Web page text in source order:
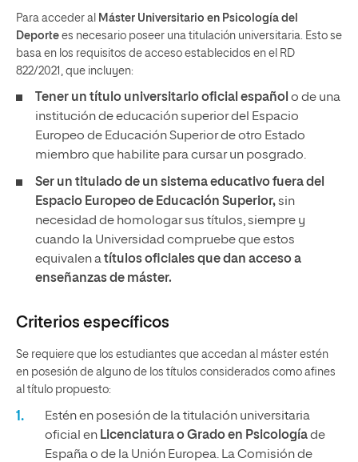
Para acceder al Máster Universitario en Psicología del
Deporte es necesario poseer una titulación universitaria. Esto se
basa en los requisitos de acceso establecidos en el RD
822/2021, que incluyen:
Tener un título universitario oficial español o de una
institución de educación superior del Espacio
Europeo de Educación Superior de otro Estado
miembro que habilite para cursar un posgrado.
Ser un titulado de un sistema educativo fuera del
Espacio Europeo de Educación Superior,sin
necesidad de homologar sus títulos, siempre y
cuando la Universidad compruebe que estos
equivalen atítulos oficiales que dan acceso a
enseñanzas de máster.
Criterios específicos
Se requiere que los estudiantes que accedan al máster estén
en posesión de alguno de los títulos considerados como afines
al título propuesto:
Estén en posesión de la titulación universitaria
oficial en Licenciatura o Grado en Psicologíade
España o de la Unión Europea. La Comisión de